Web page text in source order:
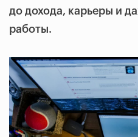
до дохода, карьеры и
работы.